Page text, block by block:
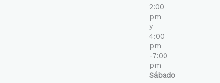
2:00
pm
y
4:00
pm
-7:00
pm
Sábado